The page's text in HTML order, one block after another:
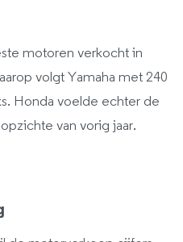
motoren verkocht in
volgt Yamaha met 240
Honda voelde echter de
van vorig jaar.